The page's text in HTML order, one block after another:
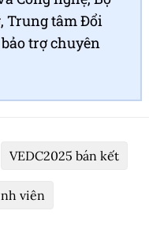
Trung tâm Đổi
trợ chuyên
VEDC2025 bán kết
viên